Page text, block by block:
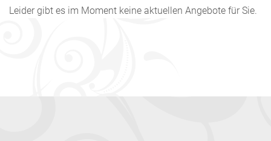
Leider gibt es im Moment keine aktuellen Angebote für Sie.